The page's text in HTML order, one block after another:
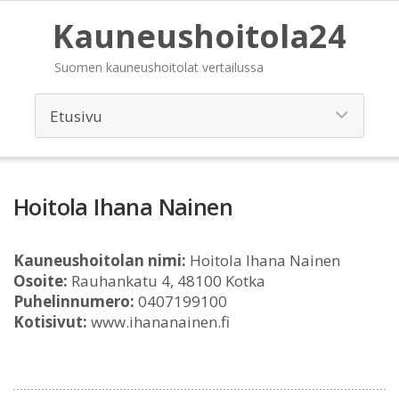
Kauneushoitola24
Suomen kauneushoitolat vertailussa
Hoitola Ihana Nainen
Kauneushoitolan nimi: Hoitola Ihana Nainen
Osoite: Rauhankatu 4, 48100 Kotka
Puhelinnumero: 0407199100
Kotisivut: www.ihananainen.fi